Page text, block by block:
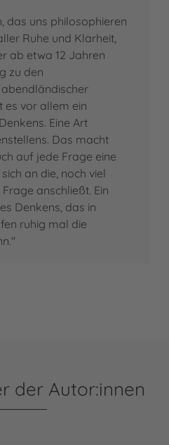
das uns philosophieren
Ruhe und Klarheit,
ab etwa 12 Jahren
zu den
es vor allem ein
Eine Art
Das macht
auf jede Frage eine
an die, noch viel
anschließt. Ein
Denkens, das in
ruhig mal die
der Autor:innen